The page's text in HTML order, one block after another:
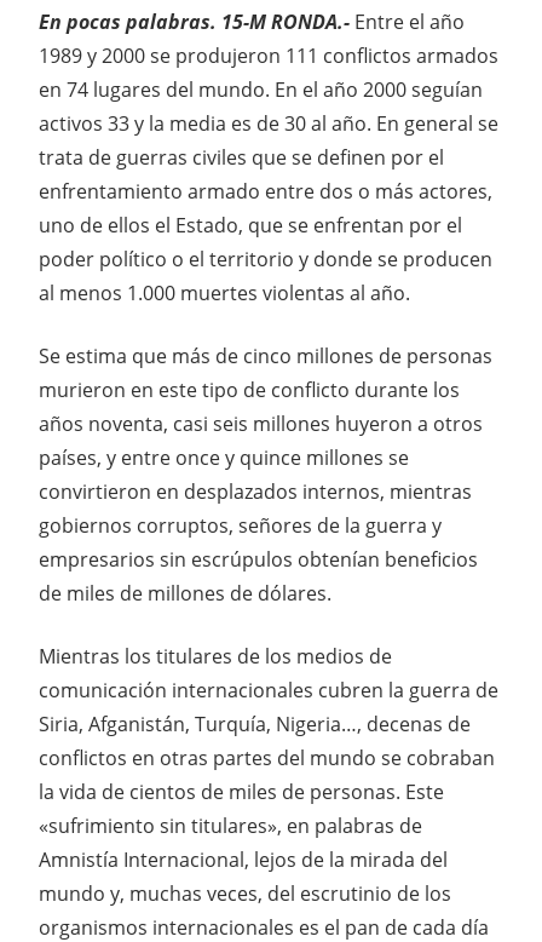
En pocas palabras. 15-M RONDA.- Entre el año
1989 y 2000 se produjeron 111 conflictos armados
en 74 lugares del mundo. En el año 2000 seguían
activos 33 y la media es de 30 al año. En general se
trata de guerras civiles que se definen por el
enfrentamiento armado entre dos o más actores,
uno de ellos el Estado, que se enfrentan por el
poder político o el territorio y donde se producen
al menos 1.000 muertes violentas al año.
Se estima que más de cinco millones de personas
murieron en este tipo de conflicto durante los
años noventa, casi seis millones huyeron a otros
países, y entre once y quince millones se
convirtieron en desplazados internos, mientras
gobiernos corruptos, señores de la guerra y
empresarios sin escrúpulos obtenían beneficios
de miles de millones de dólares.
Mientras los titulares de los medios de
comunicación internacionales cubren la guerra de
Siria, Afganistán, Turquía, Nigeria…, decenas de
conflictos en otras partes del mundo se cobraban
la vida de cientos de miles de personas. Este
«sufrimiento sin titulares», en palabras de
Amnistía Internacional, lejos de la mirada del
mundo y, muchas veces, del escrutinio de los
organismos internacionales es el pan de cada día